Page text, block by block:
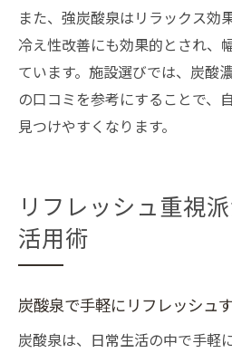
また、強炭酸泉はリラックス効
冷え性改善にも効果的とされ、
ています。施設選びでは、炭酸
の口コミを参考にすることで、
見つけやすくなります。
リフレッシュ重視
活用術
炭酸泉で手軽にリフレッシュ
炭酸泉は、日常生活の中で手軽